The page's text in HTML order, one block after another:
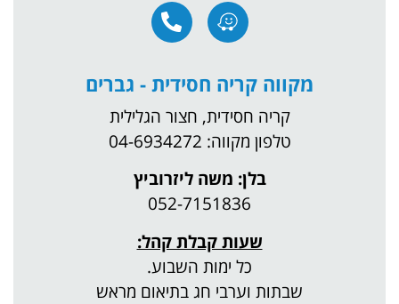
מקווה קריה חסידית - גברים
קריה חסידית, חצור הגלילית
טלפון מקווה: 04-6934272
בלן: משה ליזרוביץ
052-7151836
שעות קבלת קהל:
כל ימות השבוע.
שבתות וערבי חג בתיאום מראש